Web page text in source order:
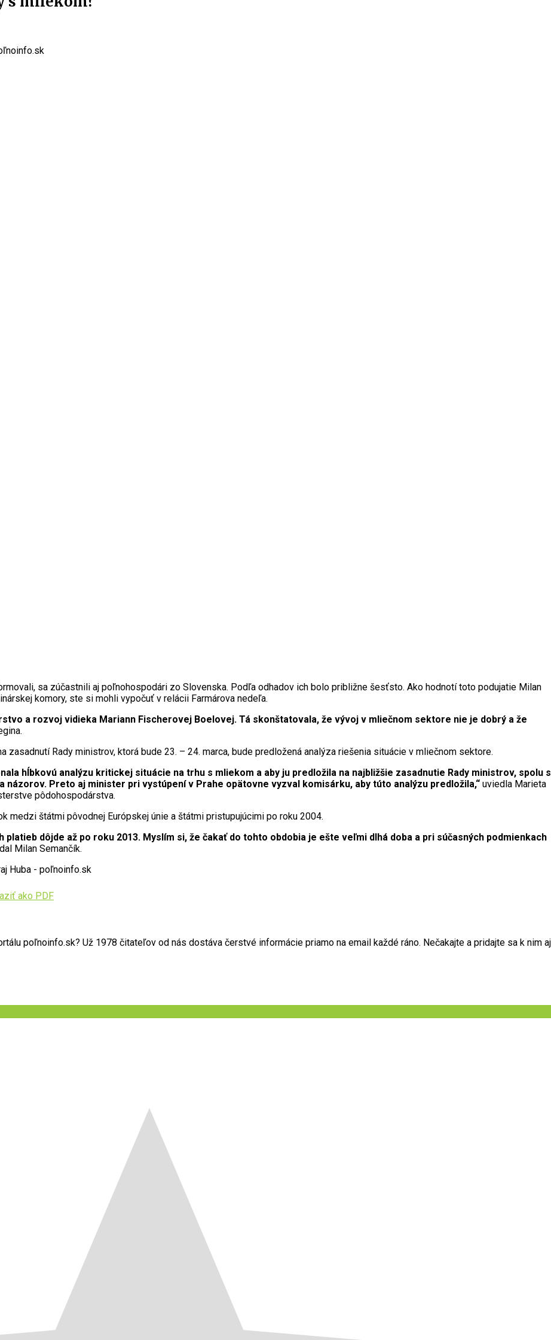
sa zúčastnili aj poľnohospodári zo Slovenska. Podľa odhadov ich bolo približne šesťsto. Ako hodnotí toto podujatie Milan
komory, ste si mohli vypočuť v relácii Farmárova nedeľa.
a rozvoj vidieka Mariann Fischerovej Boelovej. Tá skonštatovala, že vývoj v mliečnom sektore nie je dobrý a že
Rady ministrov, ktorá bude 23. – 24. marca, bude predložená analýza riešenia situácie v mliečnom sektore.
hĺbkovú analýzu kritickej situácie na trhu s mliekom a aby ju predložila na najbližšie zasadnutie Rady ministrov, spolu s
názorov. Preto aj minister pri vystúpení v Prahe opätovne vyzval komisárku, aby túto analýzu predložila,“ uviedla Marieta
pôdohospodárstva.
medzi štátmi pôvodnej Európskej únie a štátmi pristupujúcimi po roku 2004.
dôjde až po roku 2013. Myslím si, že čakať do tohto obdobia je ešte veľmi dlhá doba a pri súčasných podmienkach
Milan Semančík.
Huba - poľnoinfo.sk
ako PDF
poľnoinfo.sk? Už 1978 čitateľov od nás dostáva čerstvé informácie priamo na email každé ráno. Nečakajte a pridajte sa k nim aj